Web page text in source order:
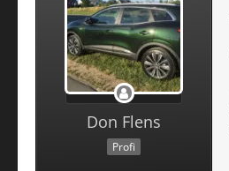
Don Flens
Profi